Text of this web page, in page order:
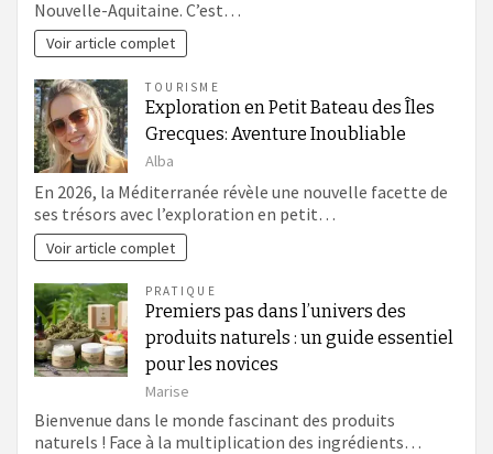
Nouvelle-Aquitaine. C’est…
Voir article complet
TOURISME
Exploration en Petit Bateau des Îles
Grecques: Aventure Inoubliable
Alba
En 2026, la Méditerranée révèle une nouvelle facette de
ses trésors avec l’exploration en petit…
Voir article complet
PRATIQUE
Premiers pas dans l’univers des
produits naturels : un guide essentiel
pour les novices
Marise
Bienvenue dans le monde fascinant des produits
naturels ! Face à la multiplication des ingrédients…